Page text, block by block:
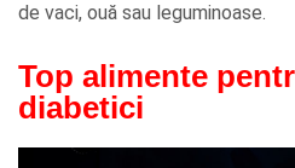
de vaci, ouă sau leguminoase.
Top alimente
diabetici